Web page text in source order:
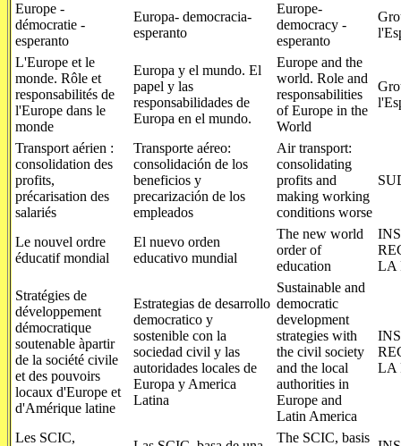
Europe -
démocratie -
esperanto
Europa- democracia-
esperanto
Europe-
democracy -
esperanto
L'Europe et le
monde. Rôle et
responsabilités de
l'Europe dans le
monde
Europa y el mundo. El
papel y las
responsabilidades de
Europa en el mundo.
Europe and the
world. Role and
responsabilities
of Europe in the
World
Transport aérien :
consolidation des
profits,
précarisation des
salariés
Transporte aéreo:
consolidación de los
beneficios y
precarización de los
empleados
Air transport:
consolidating
profits and
making working
conditions worse
Le nouvel ordre
éducatif mondial
El nuevo orden
educativo mundial
The new world
order of
education
LA
Stratégies de
développement
démocratique
soutenable àpartir
de la société civile
et des pouvoirs
locaux d'Europe et
d'Amérique latine
Estrategias de desarrollo
democratico y
sostenible con la
sociedad civil y las
autoridades locales de
Europa y America
Latina
Sustainable and
democratic
development
strategies with
the civil society
and the local
authorities in
Europe and
Latin America
LA
Les SCIC,
The SCIC, basis